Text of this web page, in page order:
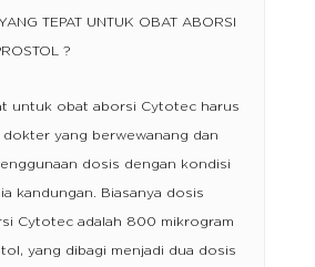
TEPAT UNTUK OBAT ABORSI
?
untuk obat aborsi Cytotec harus
yang berwewanang dan
dosis dengan kondisi
kandungan. Biasanya dosis
Cytotec adalah 800 mikrogram
yang dibagi menjadi dua dosis